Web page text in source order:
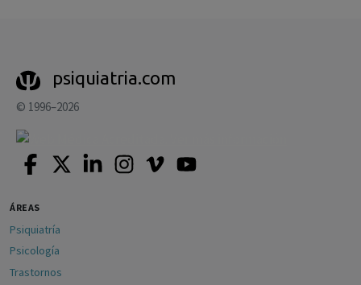
psiquiatria.com
© 1996–2026
ÁREAS
Psiquiatría
Psicología
Trastornos